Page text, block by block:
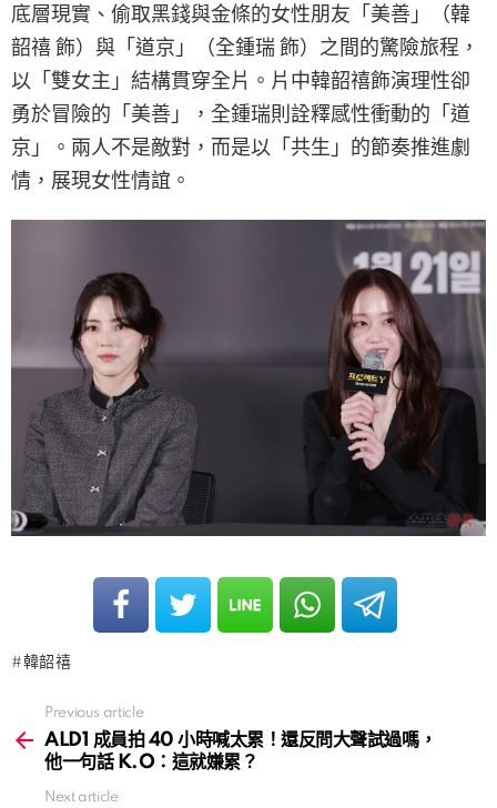
底層現實、偷取黑錢與金條的女性朋友「美善」（韓
韶禧 飾）與「道京」（全鍾瑞 飾）之間的驚險旅程，
以「雙女主」結構貫穿全片。片中韓韶禧飾演理性卻
勇於冒險的「美善」，全鍾瑞則詮釋感性衝動的「道
京」。兩人不是敵對，而是以「共生」的節奏推進劇
情，展現女性情誼。
韓韶禧
more
Previous article
ALD1 成員拍 40 小時喊太累！還反問大聲試過嗎，
他一句話 K.O：這就嫌累？
Next article